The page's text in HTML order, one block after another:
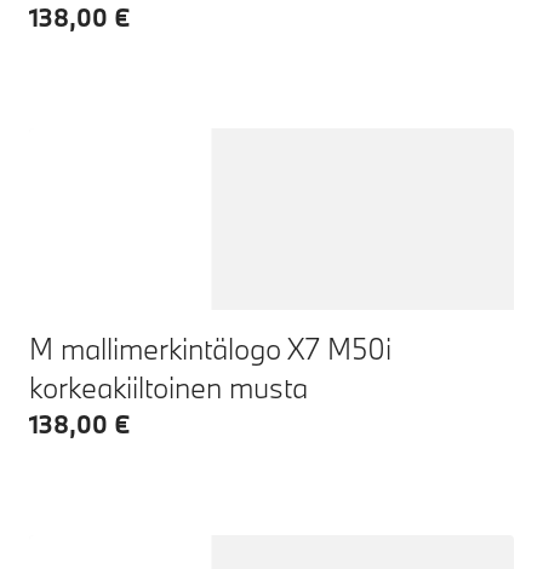
138,00 €
M mallimerkintälogo X7 M50i
korkeakiiltoinen musta
138,00 €